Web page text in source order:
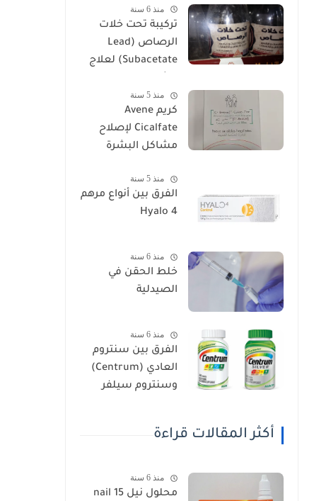
العقم
منذ 6 سنة
تركيبة تحت خلات
الرصاص (Lead
Subacetate) لعلاج
البواسير
منذ 5 سنة
كريم Avene
Cicalfate لإصلاح
مشاكل البشرة
منذ 5 سنة
الفرق بين أنواع مرهم
Hyalo 4
منذ 6 سنة
خلط الحقن في
الصيدلية
منذ 6 سنة
الفرق بين سنتروم
العادي (Centrum)
وسنتروم سيلفر
أكثر المقالات قراءة
منذ 6 سنة
محلول نيل nail 15